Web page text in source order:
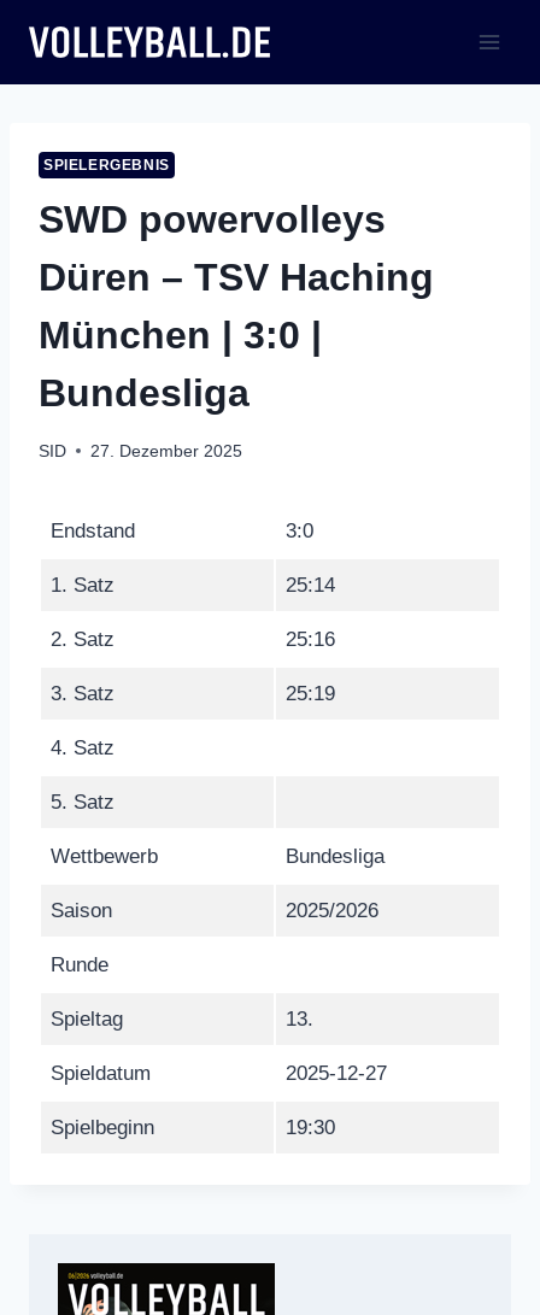
Inhalt
springen
SPIELERGEBNIS
SWD powervolleys
Düren – TSV Haching
München | 3:0 |
Bundesliga
SID 27. Dezember 2025
Endstand 3:0
1. Satz 25:14
2. Satz 25:16
3. Satz 25:19
4. Satz
5. Satz
Wettbewerb Bundesliga
Saison 2025/2026
Runde
Spieltag 13.
Spieldatum 2025-12-27
Spielbeginn 19:30